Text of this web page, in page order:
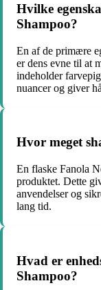
Hvilke
Shampoo?
En af de primære
er dens evne til at
indeholder
nuancer og giver
Hvor meget
En flaske Fanola
produktet. Dette
anvendelser og
lang tid.
Hvad er
Shampoo?